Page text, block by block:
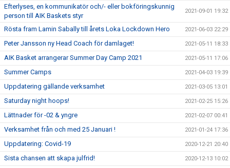
Efterlyses, en kommunikatör och/- eller bokföringskunnig
person till AIK Baskets styr
2021-09-01 19:32
Rösta fram Lamin Sabally till årets Loka Lockdown Hero 2021-06-03 22:29
Peter Jansson ny Head Coach för damlaget! 2021-05-11 18:33
AIK Basket arrangerar Summer Day Camp 2021 2021-05-11 17:06
Summer Camps 2021-04-03 19:39
Uppdatering gällande verksamhet 2021-03-05 13:01
Saturday night hoops! 2021-02-25 15:26
Lättnader för -02 & yngre 2021-02-07 00:41
Verksamhet från och med 25 Januari ! 2021-01-24 17:36
Uppdatering: Covid-19 2020-12-21 20:40
Sista chansen att skapa julfrid! 2020-12-13 10:02